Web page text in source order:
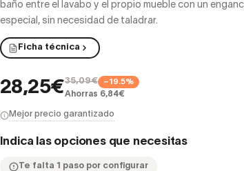
baño entre el lavabo y el propio mueble con un
especial, sin necesidad de taladrar.
Ficha técnica
28,25€35,09€ −19.5%
Ahorras 6,84€
Mejor precio garantizado
Indica las opciones que necesitas
Te falta 1 paso por configurar